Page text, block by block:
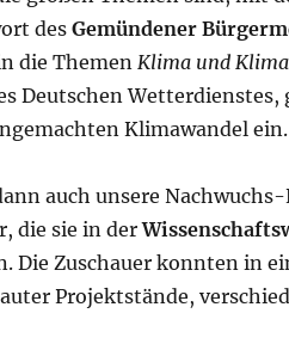
desGemündener
die ThemenKlima und
Deutschen
Klimawandel ein.
auch unsere
die sie in der
Die Zuschauer konnten in
Projektstände,